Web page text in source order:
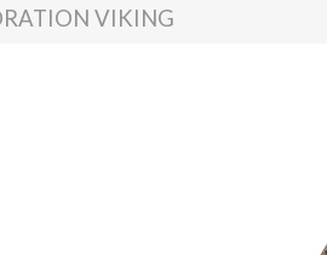
VIKING